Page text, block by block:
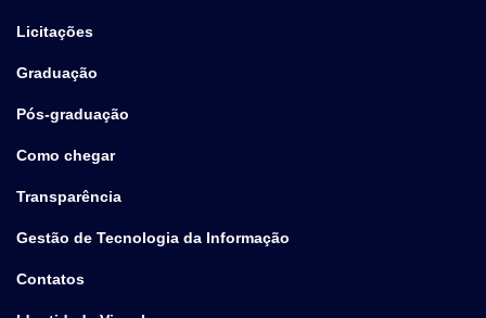
Licitações
Graduação
Pós-graduação
Como chegar
Transparência
Gestão de Tecnologia da Informação
Contatos